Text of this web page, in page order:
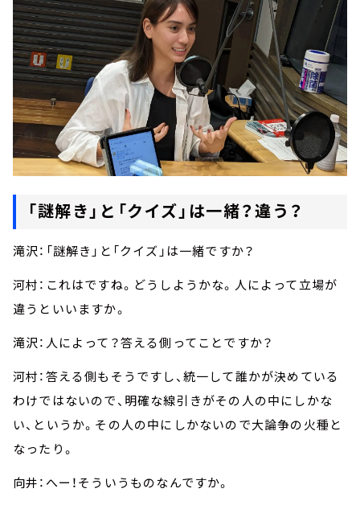
「謎解き」と「クイズ」は一緒？違う？
滝沢：「謎解き」と「クイズ」は一緒ですか？
河村：これはですね。どうしようかな。人によって立場が
違うといいますか。
滝沢：人によって？答える側ってことですか？
河村：答える側もそうですし、統一して誰かが決めている
わけではないので、明確な線引きがその人の中にしかな
い、というか。その人の中にしかないので大論争の火種と
なったり。
向井：へー！そういうものなんですか。